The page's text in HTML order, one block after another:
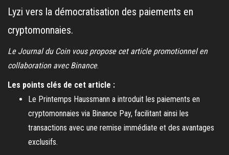
Lyzi vers la démocratisation des paiements en
cryptomonnaies.
Le Journal du Coin vous propose cet article promotionnel en
collaboration avec Binance.
Les points clés de cet article :
Le Printemps Haussmann a introduit les paiements en
cryptomonnaies via Binance Pay, facilitant ainsi les
transactions avec une remise immédiate et des avantages
exclusifs.